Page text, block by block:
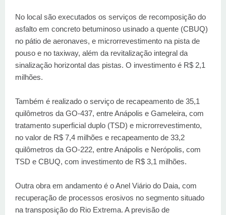
No local são executados os serviços de recomposição do
asfalto em concreto betuminoso usinado a quente (CBUQ)
no pátio de aeronaves, e microrrevestimento na pista de
pouso e no taxiway, além da revitalização integral da
sinalização horizontal das pistas. O investimento é R$ 2,1
milhões.
Também é realizado o serviço de recapeamento de 35,1
quilômetros da GO-437, entre Anápolis e Gameleira, com
tratamento superficial duplo (TSD) e microrrevestimento,
no valor de R$ 7,4 milhões e recapeamento de 33,2
quilômetros da GO-222, entre Anápolis e Nerópolis, com
TSD e CBUQ, com investimento de R$ 3,1 milhões.
Outra obra em andamento é o Anel Viário do Daia, com
recuperação de processos erosivos no segmento situado
na transposição do Rio Extrema. A previsão de